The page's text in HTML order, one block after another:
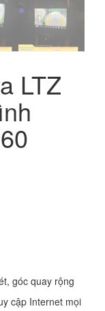
LTZ
góc quay rộng
cập Internet mọi